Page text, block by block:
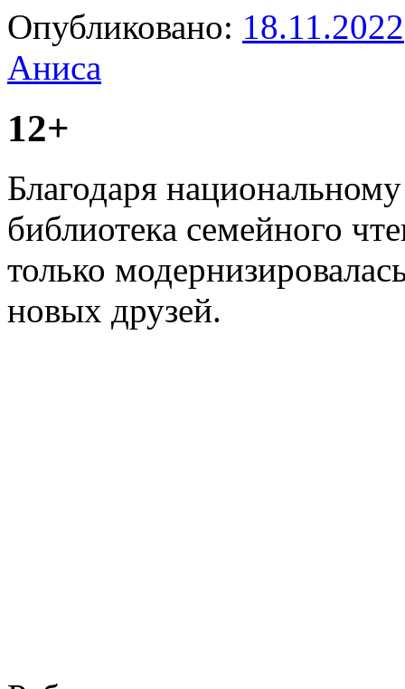
Опубликовано: 18.11.2022
Аниса
12+
Благодаря
библиотека семейного
только
новых друзей.